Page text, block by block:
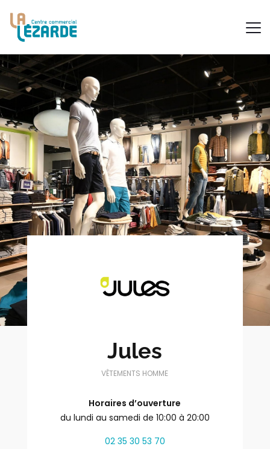
Jules
VÊTEMENTS HOMME
Horaires d’ouverture
du lundi au samedi de 10:00 à 20:00
02 35 30 53 70